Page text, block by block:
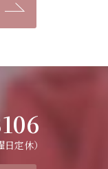
定休）